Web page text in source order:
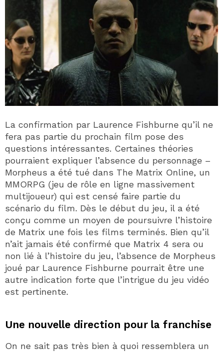
La confirmation par Laurence Fishburne qu’il ne
fera pas partie du prochain film pose des
questions intéressantes. Certaines théories
pourraient expliquer l’absence du personnage –
Morpheus a été tué dans The Matrix Online, un
MMORPG (jeu de rôle en ligne massivement
multijoueur) qui est censé faire partie du
scénario du film. Dès le début du jeu, il a été
conçu comme un moyen de poursuivre l’histoire
de Matrix une fois les films terminés. Bien qu’il
n’ait jamais été confirmé que Matrix 4 sera ou
non lié à l’histoire du jeu, l’absence de Morpheus
joué par Laurence Fishburne pourrait être une
autre indication forte que l’intrigue du jeu vidéo
est pertinente.
Une nouvelle direction pour la franchise
On ne sait pas très bien à quoi ressemblera un